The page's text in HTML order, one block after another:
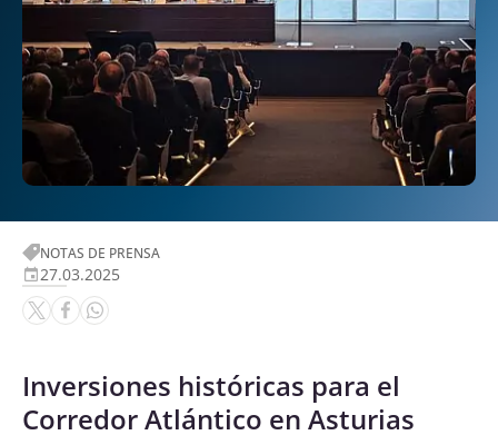
NOTAS DE PRENSA
27.03.2025
Inversiones históricas para el
Corredor Atlántico en Asturias